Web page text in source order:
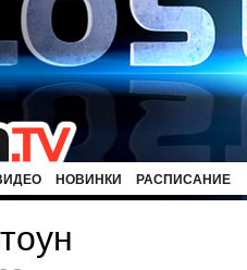
НОВИНКИ РАСПИСАНИЕ